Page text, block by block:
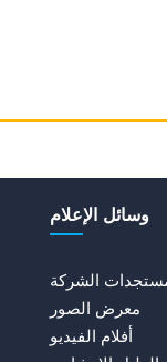
وسائل الإعلام
الشركة
معرض الصور
أفلام الفيديو